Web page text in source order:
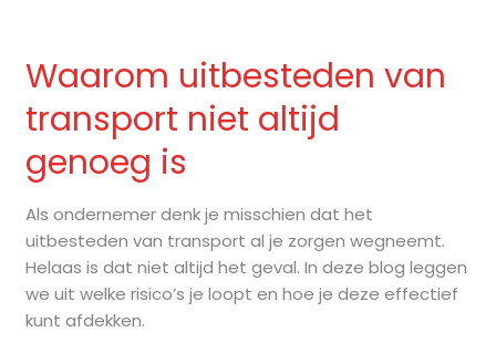
Waarom uitbesteden van
transport niet altijd
genoeg is
Als ondernemer denk je misschien dat het
uitbesteden van transport al je zorgen wegneemt.
Helaas is dat niet altijd het geval. In deze blog leggen
we uit welke risico’s je loopt en hoe je deze effectief
kunt afdekken.
Waarom
uitbesteden
van
niet
genoeg
is